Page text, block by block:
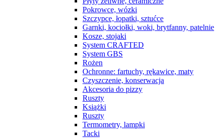
Pokrowce, wózki
Szczypce, łopatki, sztućce
Garnki, kociołki, woki, brytfanny, patelnie
Kosze, stojaki
System CRAFTED
System GBS
Rożen
Ochronne: fartuchy, rękawice, maty
Czyszczenie, konserwacja
Akcesoria do pizzy
Ruszty
Książki
Ruszty
Termometry, lampki
Tacki